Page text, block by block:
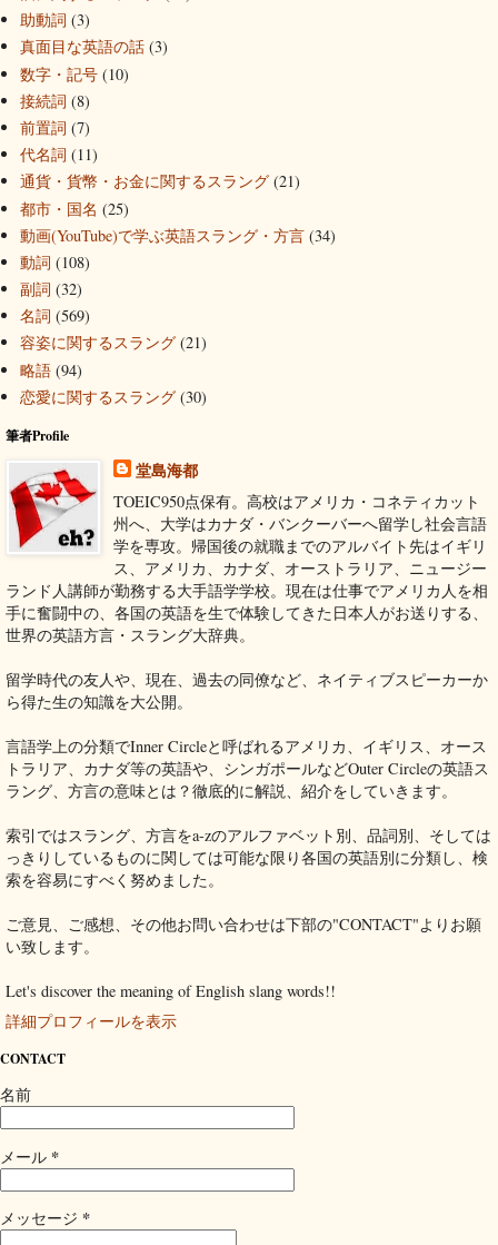
助動詞 (3)
真面目な英語の話 (3)
数字・記号 (10)
接続詞 (8)
前置詞 (7)
代名詞 (11)
通貨・貨幣・お金に関するスラング (21)
都市・国名 (25)
動画(YouTube)で学ぶ英語スラング・方言 (34)
動詞 (108)
副詞 (32)
名詞 (569)
容姿に関するスラング (21)
略語 (94)
恋愛に関するスラング (30)
筆者Profile
堂島海都
TOEIC950点保有。高校はアメリカ・コネティカット
州へ、大学はカナダ・バンクーバーへ留学し社会言語
学を専攻。帰国後の就職までのアルバイト先はイギリ
ス、アメリカ、カナダ、オーストラリア、ニュージー
ランド人講師が勤務する大手語学学校。現在は仕事でアメリカ人を相
手に奮闘中の、各国の英語を生で体験してきた日本人がお送りする、
世界の英語方言・スラング大辞典。
留学時代の友人や、現在、過去の同僚など、ネイティブスピーカーか
ら得た生の知識を大公開。
言語学上の分類でInner Circleと呼ばれるアメリカ、イギリス、オース
トラリア、カナダ等の英語や、シンガポールなどOuter Circleの英語ス
ラング、方言の意味とは？徹底的に解説、紹介をしていきます。
索引ではスラング、方言をa-zのアルファベット別、品詞別、そしては
っきりしているものに関しては可能な限り各国の英語別に分類し、検
索を容易にすべく努めました。
ご意見、ご感想、その他お問い合わせは下部の"CONTACT"よりお願
い致します。
Let's discover the meaning of English slang words!!
詳細プロフィールを表示
CONTACT
名前
メール *
メッセージ *